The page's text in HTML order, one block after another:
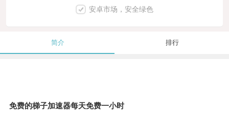
安卓市场，安全绿色
简介 排行
免费的梯子加速器每天免费一小时